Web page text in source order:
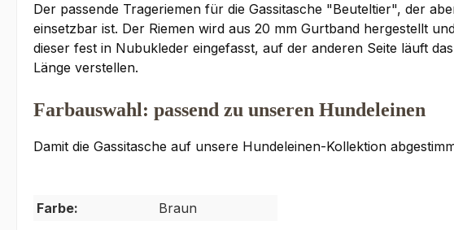
Der passende Trageriemen für die Gassitasche "Beuteltier", der
einsetzbar ist. Der Riemen wird aus 20 mm Gurtband hergestellt
dieser fest in Nubukleder eingefasst, auf der anderen Seite läuft
Länge verstellen.
Farbauswahl: passend zu unseren Hundeleinen
Damit die Gassitasche auf unsere Hundeleinen-Kollektion
Farbe: Braun